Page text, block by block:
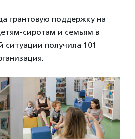
грантовую поддержку на
сиротам и семьям в
ситуации получила 101